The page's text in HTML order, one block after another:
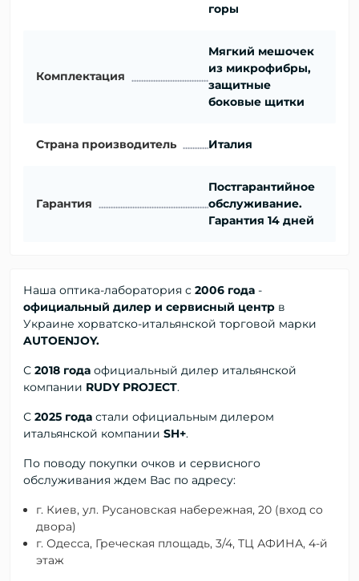
горы
Комплектация
Мягкий мешочек
из микрофибры,
защитные
боковые щитки
Страна производитель Италия
Гарантия
Постгарантийное
обслуживание.
Гарантия 14 дней
Наша оптика-лаборатория с 2006 года -
официальный дилер и сервисный центр в
Украине хорватско-итальянской торговой марки
AUTOENJOY.
С 2018 года официальный дилер итальянской
компании RUDY PROJECT.
С 2025 года стали официальным дилером
итальянской компании SH+.
По поводу покупки очков и сервисного
обслуживания ждем Вас по адресу:
г. Киев, ул. Русановская набережная, 20 (вход со
двора)
г. Одесса, Греческая площадь, 3/4, ТЦ АФИНА, 4-й
этаж